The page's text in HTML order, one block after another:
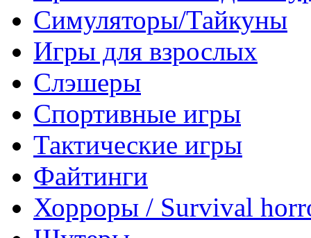
Симуляторы/Тайкуны
Игры для взрослых
Слэшеры
Спортивные игры
Тактические игры
Файтинги
Хорроры / Survival